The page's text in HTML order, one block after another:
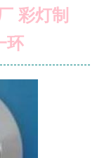
彩灯制
环